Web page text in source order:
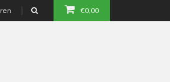
€0,00